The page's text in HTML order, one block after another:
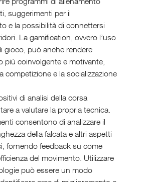
suggerimenti per il
e la possibilità di connettersi
La gamification, ovvero l’uso
gioco, può anche rendere
più coinvolgente e motivante,
competizione e la socializzazione
di analisi della corsa
a valutare la propria tecnica.
consentono di analizzare il
della falcata e altri aspetti
fornendo feedback su come
del movimento. Utilizzare
può essere un modo